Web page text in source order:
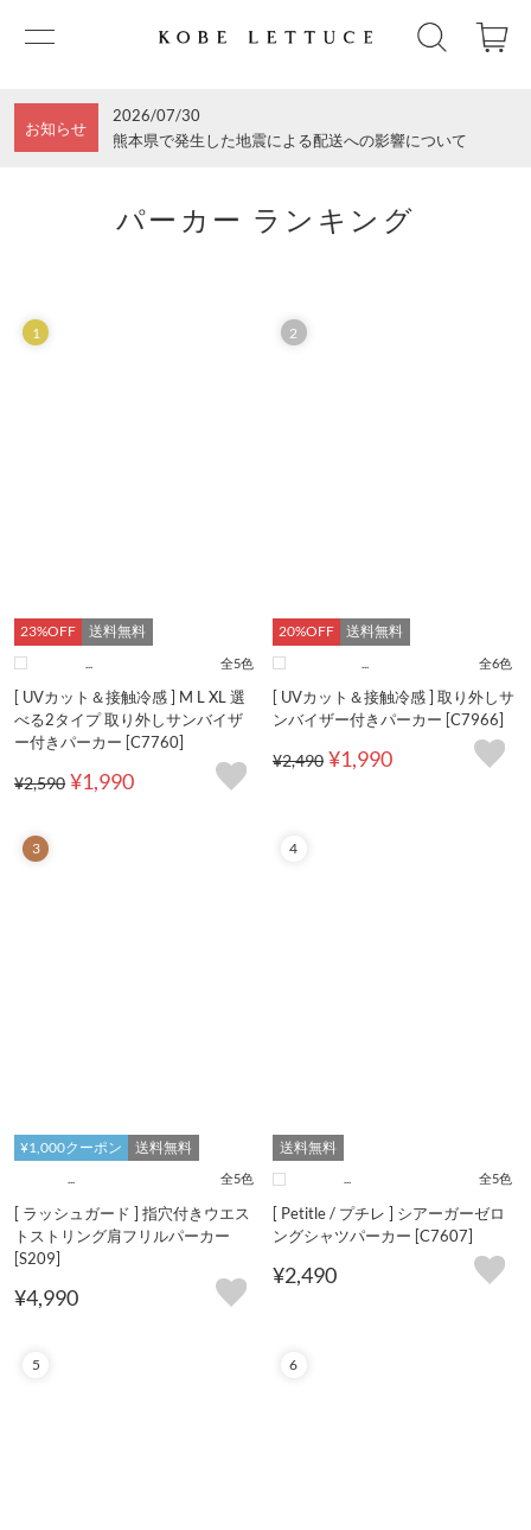
お知らせ
2026/07/30
熊本県で発生した地震による配送への影響について
パーカー ランキング
1
23%OFF 送料無料
全5色
[ UVカット＆接触冷感 ] M L XL 選
べる2タイプ 取り外しサンバイザ
ー付きパーカー [C7760]
¥2,590 ¥1,990
2
20%OFF 送料無料
全6色
[ UVカット＆接触冷感 ] 取り外しサ
ンバイザー付きパーカー [C7966]
¥2,490 ¥1,990
3
¥1,000クーポン 送料無料
全5色
[ ラッシュガード ] 指穴付きウエス
トストリング肩フリルパーカー
[S209]
¥4,990
4
送料無料
全5色
[ Petitle / プチレ ] シアーガーゼロ
ングシャツパーカー [C7607]
¥2,490
5 6